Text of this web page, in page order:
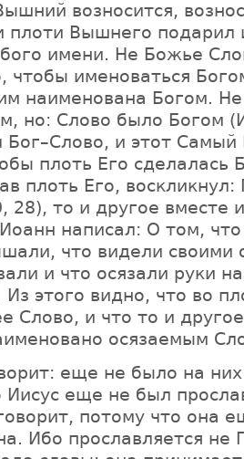
возносится,
плоти Вышнего подарил
имени. Не Божье
чтобы именоваться
наименована Богом.
но: Слово было Богом
Бог–Слово, и этот Самый
плоть Его сделалась
плоть Его,
28), то и другое вместе
написал: О том,
что видели своими
и что осязали руки
этого видно, что во
Слово, и что то и
осязаемым
еще не было на
Иисус еще не был
потому что она
Ибо прославляется не